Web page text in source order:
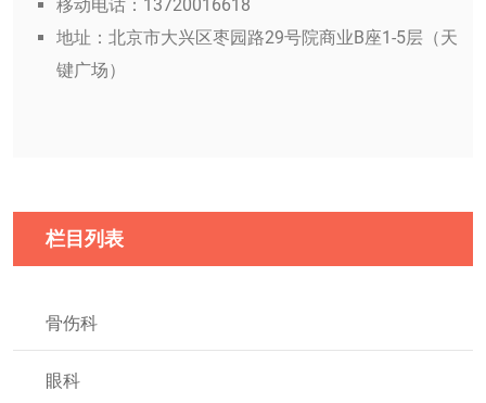
移动电话：13720016618
地址：北京市大兴区枣园路29号院商业B座1-5层（天
键广场）
栏目列表
骨伤科
眼科